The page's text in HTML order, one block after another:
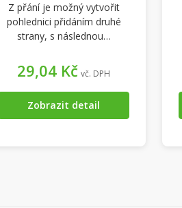
Z přání je možný vytvořit
pohlednici přidáním druhé
strany, s následnou…
29,04 Kč vč. DPH
Zobrazit detail